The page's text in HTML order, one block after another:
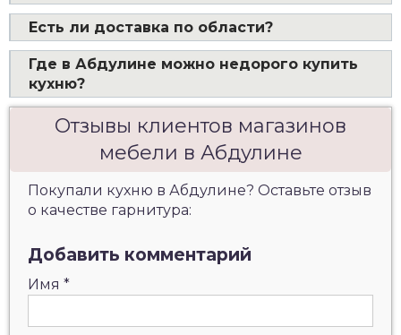
Есть ли доставка по области?
Где в Абдулине можно недорого купить
кухню?
Отзывы клиентов магазинов
мебели в Абдулине
Покупали кухню в Абдулине? Оставьте отзыв
о качестве гарнитура:
Добавить комментарий
Имя *